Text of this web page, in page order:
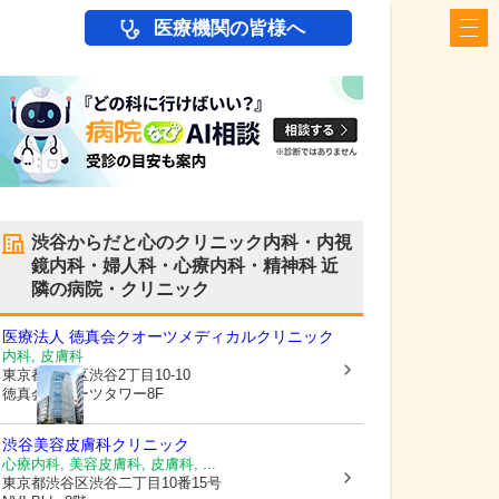
医療機関の皆様へ
渋谷からだと心のクリニック内科・内視
鏡内科・婦人科・心療内科・精神科近
隣の病院・クリニック
医療法人 徳真会クオーツメディカルクリニック
内科, 皮膚科
東京都渋谷区渋谷2丁目10-10
徳真会クオーツタワー8F
渋谷美容皮膚科クリニック
心療内科, 美容皮膚科, 皮膚科, ...
東京都渋谷区渋谷二丁目10番15号